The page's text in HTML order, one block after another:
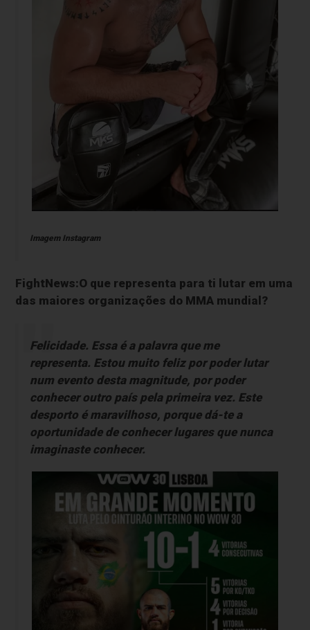
Imagem Instagram
FightNews:O que representa para ti lutar em uma
das maiores organizações do MMA mundial?
Felicidade. Essa é a palavra que me
representa. Estou muito feliz por poder lutar
num evento desta magnitude, por poder
conhecer outro país pela primeira vez. Este
desporto é maravilhoso, porque dá-te a
oportunidade de conhecer lugares que nunca
imaginaste conhecer.